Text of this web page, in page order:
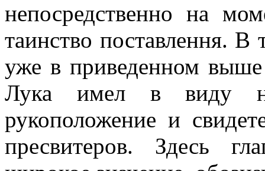
непосредственно на
таинство поставлення.
уже в приведенном выше
Лука имел в виду
рукоположение и
пресвитеров. Здесь